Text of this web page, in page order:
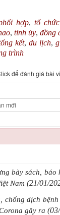
hợp, tổ chức
, tỉnh ủy, đồng
kết,du lịch,
trình
để đánh giá bài
bày sách, báo
Nam (21/01/
chống dịch
gây ra